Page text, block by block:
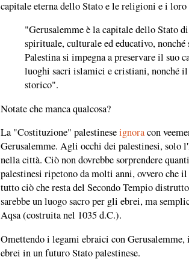
capitale eterna dello Stato e le religioni e i
"Gerusalemme è la capitale dello Stato
spirituale, culturale ed educativo,
Palestina si impegna a preservare il suo
luoghi sacri islamici e cristiani, nonché
storico".
Notate che manca qualcosa?
La "Costituzione" palestineseignoracon
Gerusalemme. Agli occhi dei palestinesi, solo
nella città. Ciò non dovrebbe sorprendere
palestinesi ripetono da molti anni, ovvero che
tutto ciò che resta del Secondo Tempio
sarebbe un luogo sacro per gli ebrei, ma
Aqsa (costruita nel 1035 d.C.).
Omettendo i legami ebraici con Gerusalemme,
ebrei in un futuro Stato palestinese.